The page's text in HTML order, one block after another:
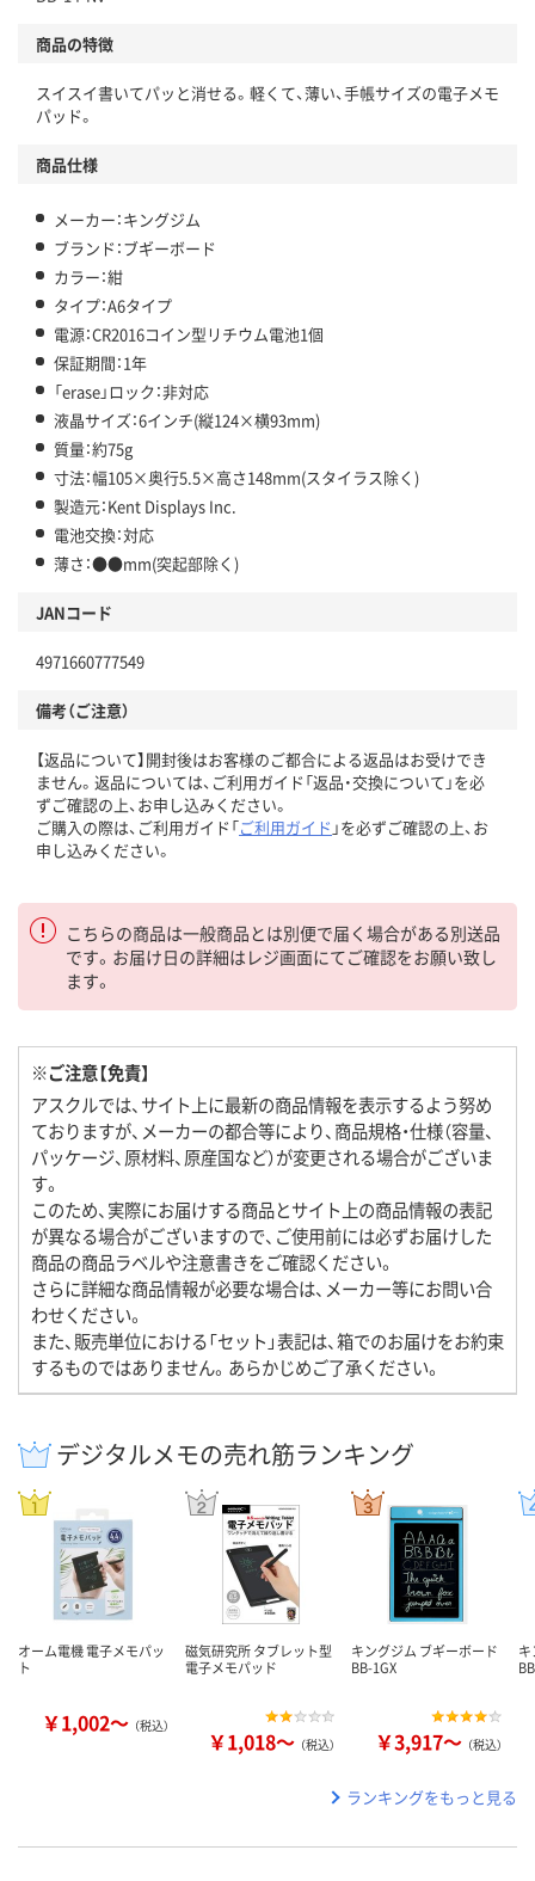
商品の特徴
スイスイ書いてパッと消せる。軽くて、薄い、手帳サイズの電子メモ
パッド。
商品仕様
メーカー：キングジム
ブランド：ブギーボード
カラー：紺
タイプ：A6タイプ
電源：CR2016コイン型リチウム電池1個
保証期間：1年
「erase」ロック：非対応
液晶サイズ：6インチ(縦124×横93mm)
質量：約75g
寸法：幅105×奥行5.5×高さ148mm(スタイラス除く)
製造元：Kent Displays Inc.
電池交換：対応
薄さ：●●mm(突起部除く)
JANコード
4971660777549
備考（ご注意）
【返品について】開封後はお客様のご都合による返品はお受けでき
ません。返品については、ご利用ガイド「返品・交換について」を必
ずご確認の上、お申し込みください。
ご購入の際は、ご利用ガイド「ご利用ガイド 」を必ずご確認の上、お
申し込みください。
こちらの商品は一般商品とは別便で届く場合がある別送品
です。お届け日の詳細はレジ画面にてご確認をお願い致し
ます。
※ご注意【免責】
アスクルでは、サイト上に最新の商品情報を表示するよう努め
ておりますが、メーカーの都合等により、商品規格・仕様（容量、
パッケージ、原材料、原産国など）が変更される場合がございま
す。
このため、実際にお届けする商品とサイト上の商品情報の表記
が異なる場合がございますので、ご使用前には必ずお届けした
商品の商品ラベルや注意書きをご確認ください。
さらに詳細な商品情報が必要な場合は、メーカー等にお問い合
わせください。
また、販売単位における「セット」表記は、箱でのお届けをお約束
するものではありません。あらかじめご了承ください。
デジタルメモの売れ筋ランキング
オーム電機 電子メモパッ
ト
￥1,002～ （税込）
磁気研究所 タブレット型
電子メモパッド
￥1,018～ （税込）
キングジム ブギーボード
BB-1GX
￥3,917～ （税込）
BB
ランキングをもっと見る